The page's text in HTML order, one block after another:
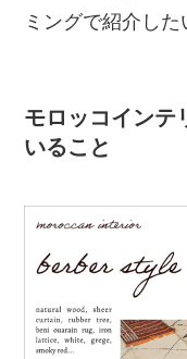
ミングで紹介した
モロッコインテ
いること